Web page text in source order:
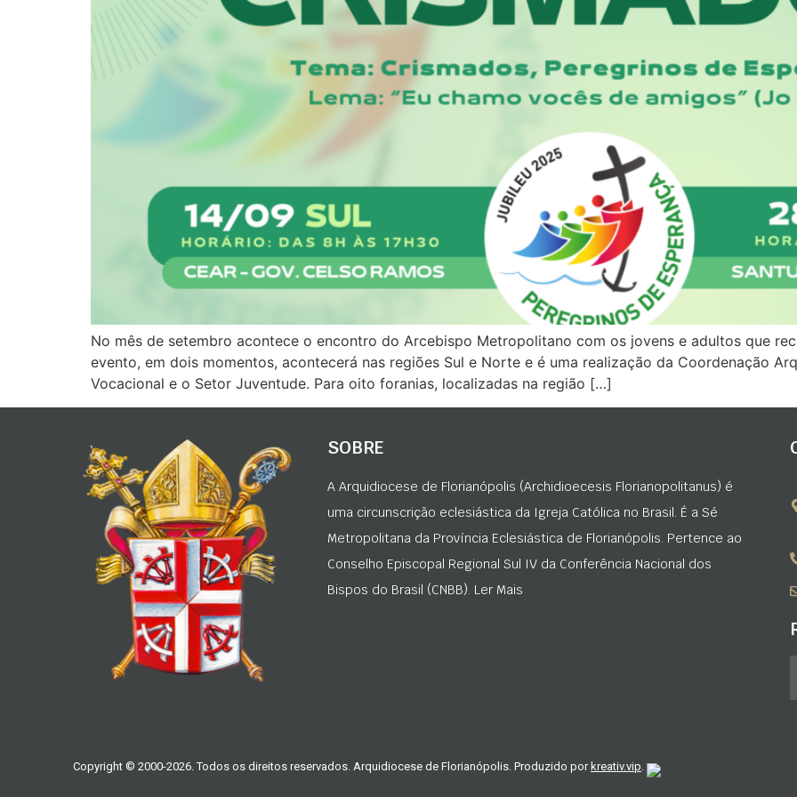
No mês de setembro acontece o encontro do Arcebispo Metropolitano com os jovens e adultos que
evento, em dois momentos, acontecerá nas regiões Sul e Norte e é uma realização da Coordenação
Vocacional e o Setor Juventude. Para oito foranias, localizadas na região […]
SOBRE
A Arquidiocese de Florianópolis (Archidioecesis Florianopolitanus) é
uma circunscrição eclesiástica da Igreja Católica no Brasil. É a Sé
Metropolitana da Província Eclesiástica de Florianópolis. Pertence ao
Conselho Episcopal Regional Sul IV da Conferência Nacional dos
Bispos do Brasil (CNBB). Ler Mais
Copyright © 2000-2026. Todos os direitos reservados. Arquidiocese de Florianópolis. Produzido porkreativ.vip